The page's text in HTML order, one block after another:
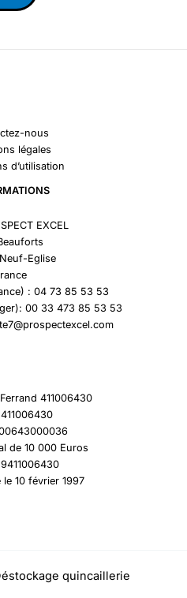
nous
légales
d’utilisation
EXCEL
Eglise
: 04 73 85 53 53
00 33 473 85 53 53
411006430
de 10 000 Euros
le 10 février 1997
quincaillerie